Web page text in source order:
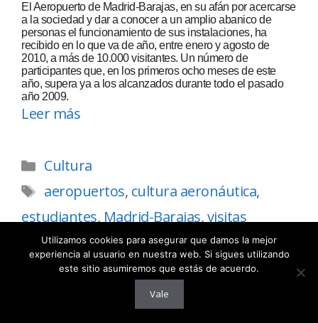
El Aeropuerto de Madrid-Barajas, en su afán por acercarse
a la sociedad y dar a conocer a un amplio abanico de
personas el funcionamiento de sus instalaciones, ha
recibido en lo que va de año, entre enero y agosto de
2010, a más de 10.000 visitantes. Un número de
participantes que, en los primeros ocho meses de este
año, supera ya a los alcanzados durante todo el pasado
año 2009.
Leer más
Cultura
aeropuertos, cultura aeronáutica,
estudiantes, Madrid-Barajas,visitas
Jornada de puertas abiertas y II
Utilizamos cookies para asegurar que damos la mejor
experiencia al usuario en nuestra web. Si sigues utilizando
este sitio asumiremos que estás de acuerdo.
Vale